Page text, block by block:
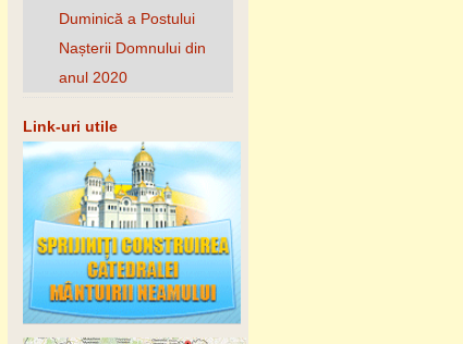
Duminică a Postului
Nașterii Domnului din
anul 2020
Link-uri utile